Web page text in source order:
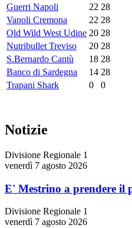
Guerri Napoli
22 28
Vanoli Cremona
22 28
Old Wild West Udine 20 28
Nutribullet Treviso
20 28
S.Bernardo Cantù
18 28
Banco di Sardegna
14 28
Trapani Shark
0 0
Notizie
Divisione Regionale 1
venerdì 7 agosto 2026
E' Mestrino a prendere il
Divisione Regionale 1
venerdì 7 agosto 2026